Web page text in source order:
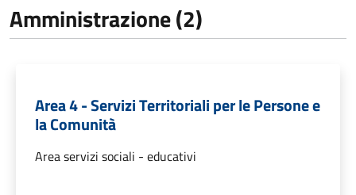
Amministrazione (2)
Area 4 - Servizi Territoriali per le Persone e
la Comunità
Area servizi sociali - educativi